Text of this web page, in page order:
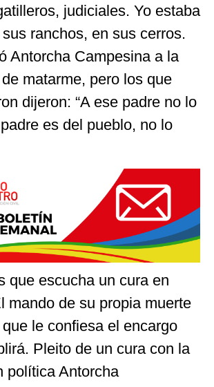
judiciales. Yo estaba
ranchos, en sus cerros.
Antorcha Campesina a la
matarme, pero los que
dijeron: “A ese padre no lo
es del pueblo, no lo
que escucha un cura en
mando de su propia muerte
le confiesa el encargo
Pleito de un cura con la
política Antorcha